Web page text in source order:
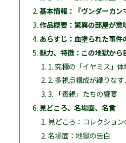
基本情報：『ヴンダーカン
作品概要：驚異の部屋が意
あらすじ：血塗られた事件
魅力、特徴：この地獄から
1. 究極の「イヤミス」体
2. 多視点構成が織りな
3. 「毒親」たちの饗宴
見どころ、名場面、名言
見どころ：コレクショ
名場面：地獄の告白